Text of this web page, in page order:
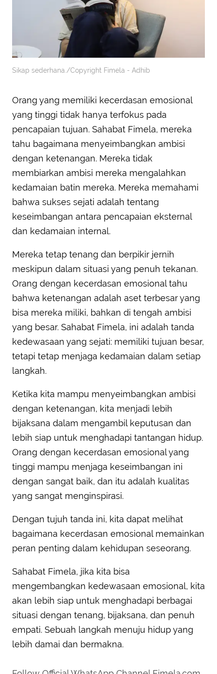
Sikap sederhana./Copyright Fimela - Adhib
Orang yang memiliki kecerdasan emosional
yang tinggi tidak hanya terfokus pada
pencapaian tujuan. Sahabat Fimela, mereka
tahu bagaimana menyeimbangkan ambisi
dengan ketenangan. Mereka tidak
membiarkan ambisi mereka mengalahkan
kedamaian batin mereka. Mereka memahami
bahwa sukses sejati adalah tentang
keseimbangan antara pencapaian eksternal
dan kedamaian internal.
Mereka tetap tenang dan berpikir jernih
meskipun dalam situasi yang penuh tekanan.
Orang dengan kecerdasan emosional tahu
bahwa ketenangan adalah aset terbesar yang
bisa mereka miliki, bahkan di tengah ambisi
yang besar. Sahabat Fimela, ini adalah tanda
kedewasaan yang sejati: memiliki tujuan besar,
tetapi tetap menjaga kedamaian dalam setiap
langkah.
Ketika kita mampu menyeimbangkan ambisi
dengan ketenangan, kita menjadi lebih
bijaksana dalam mengambil keputusan dan
lebih siap untuk menghadapi tantangan hidup.
Orang dengan kecerdasan emosional yang
tinggi mampu menjaga keseimbangan ini
dengan sangat baik, dan itu adalah kualitas
yang sangat menginspirasi.
Dengan tujuh tanda ini, kita dapat melihat
bagaimana kecerdasan emosional memainkan
peran penting dalam kehidupan seseorang.
Sahabat Fimela, jika kita bisa
mengembangkan kedewasaan emosional, kita
akan lebih siap untuk menghadapi berbagai
situasi dengan tenang, bijaksana, dan penuh
empati. Sebuah langkah menuju hidup yang
lebih damai dan bermakna.